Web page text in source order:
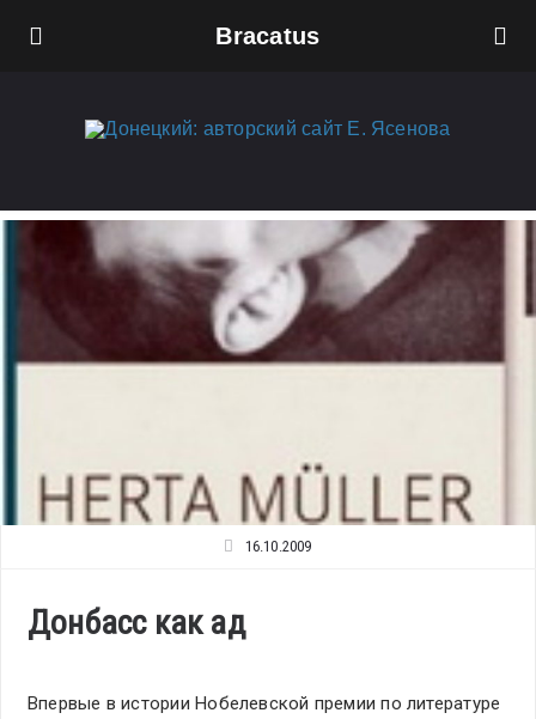
Bracatus
16.10.2009
Донбасс как ад
Впервые в истории Нобелевской премии по литературе